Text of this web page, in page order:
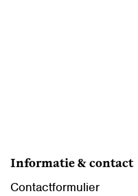
Informatie & contact
Contactformulier